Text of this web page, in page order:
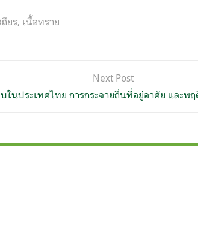
ยร, เนื้อทราย
Next Post
ในประเทศไทย การกระจายถิ่นที่อยู่อาศัย และพฤ